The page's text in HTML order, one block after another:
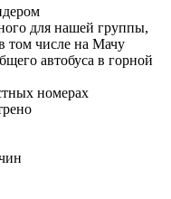
для нашей группы,
том числе на Мачу
автобуса в горной
номерах